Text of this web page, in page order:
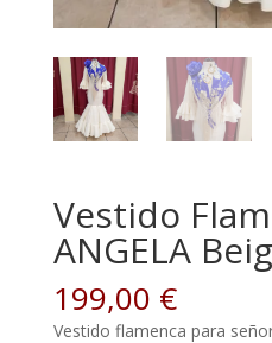
Vestido
ANGELA
199,00 €
Vestido flamenca para